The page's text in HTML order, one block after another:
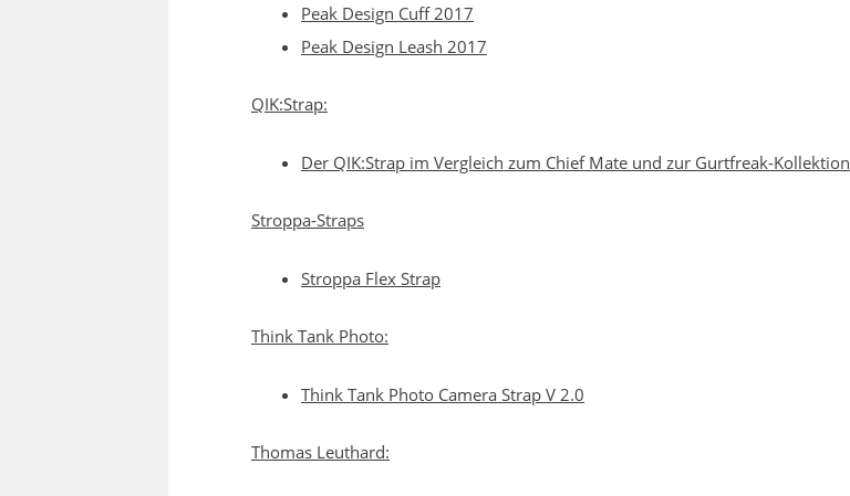
Peak Design Cuff 2017
Peak Design Leash 2017
QIK:Strap:
Der QIK:Strap im Vergleich zum Chief Mate und zur Gurtfreak-Kollektion
Stroppa-Straps
Stroppa Flex Strap
Think Tank Photo:
Think Tank Photo Camera Strap V 2.0
Thomas Leuthard: